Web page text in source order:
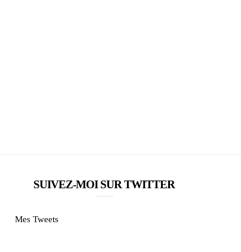
SUIVEZ-MOI SUR TWITTER
Mes Tweets